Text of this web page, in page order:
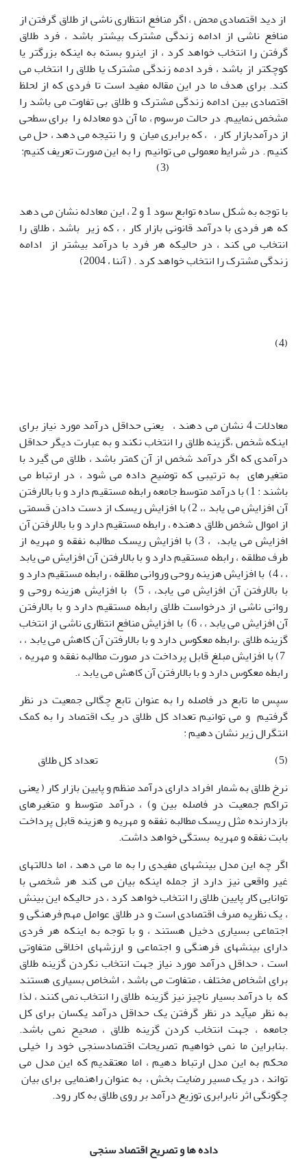
از دید اقتصادی محض ، اگر منافع انتظاری ناشی از طلاق گرفتن از
منافع ناشی از ادامه زندگی مشترک بیشتر باشد ، فرد طلاق
گرفتن را انتخاب خواهد کرد ، از اینرو بسته به اینکه بزرگتر یا
کوچکتر از باشد ، فرد ادمه زندگی مشترک یا طلاق را انتخاب می
کند. برای هدف ما در این مقاله مفید است تا فردی که از لحلظ
اقتصادی بین ادامه زندگی مشترک و طلاق بی تفاوت می باشد را
مشخص نماییم. در حالت مرسوم ، ما آن دو معادله را برای سطحی
از درآمدبازار کار ، ، که برابری میان و را نتیجه می دهد ، حل می
کنیم . در شرایط معمولی می توانیم را به این صورت تعریف کنیم:
(3)
با توجه به شکل ساده توابع سود 1 و 2 ، این معادله نشان می دهد
که هر فردی با درآمد قانونی بازار کار ، ، که زیر باشد ، طلاق را
انتخاب می کند ، در حالیکه هر فرد با درآمد بیشتر از ادامه
زندگی مشترک را انتخاب خواهد کرد . ( آننا ، 2004)
(4)
معادلات 4 نشان می دهند ، یعنی حداقل درآمد مورد نیاز برای
اینکه شخص ،گزینه طلاق را انتخاب نکند و به عبارت دیگر حداقل
درآمدی که اگر درآمد شخص از آن کمتر باشد ، طلاق می گیرد با
متغیرهای به ترتیبی که توضیح داده می شود ، در ارتباط می
باشند : 1) با درآمد متوسط جامعه رابطه مستقیم دارد و با بالارفتن
آن افزایش می یابد ،، 2) با افزایش ریسک از دست دادن قسمتی
از اموال شخص طلاق دهنده ، رابطه مستقیم دارد و با بالارفتن آن
افزایش می یابد، ، 3) با افزایش ریسک مطالبه نفقه و مهریه از
طرف مطلقه ، رابطه مستقیم دارد و با بالارفتن آن افزایش می یابد
، ، 4) با افزایش هزینه روحی وروانی مطلقه ، رابطه مستقیم دارد و
با بالارفتن آن افزایش می یابد، ، 5) با افزایش هزینه روحی و
روانی ناشی از درخواست طلاق رابطه مستقیم دارد و با بالارفتن
آن افزایش می یابد ، ، 6) با افزایش منافع انتظاری ناشی از انتخاب
گزینه طلاق ،رابطه معکوس دارد و با بالارفتن آن کاهش می یابد ، ،
7) با افزایش مبلغ قابل پرداخت در صورت مطالبه نفقه و مهریه ،
رابطه معکوس دارد و با بالارفتن آن کاهش می یابد ،.
سپس ما تابع در فاصله را به عنوان تابع چگالی جمعیت در نظر
گرفتیم و می توانیم تعداد کل طلاق در یک اقتصاد را به کمک
انتگرال زیر نشان دهیم :
(5) تعداد کل طلاق
نرخ طلاق به شمار افراد دارای درآمد منظم و پایین بازار کار ( یعنی
تراکم جمعیت در فاصله بین و) ، درآمد متوسط و متغیرهای
بازدارنده مثل ریسک مطالبه نفقه و مهریه و هزینه قابل پرداخت
بابت نفقه و مهریه بستگی خواهد داشت.
اگر چه این مدل بینشهای مفیدی را به ما می دهد ، اما دلالتهای
غیر واقعی نیز دارد از جمله اینکه بیان می کند هر شخصی با
توانایی کار پایین طلاق را انتخاب خواهد کرد ، در حالیکه این بینش
، یک نظریه صرف اقتصادی است و در طلاق عوامل مهم فرهنگی و
اجتماعی بسیاری دخیل هستند ، و با توجه به اینکه هر فردی
دارای بینشهای فرهنگی و اجتماعی و ارزشهای اخلاقی متفاوتی
است ، حداقل درآمد مورد نیاز جهت انتخاب نکردن گزینه طلاق
برای اشخاص مختلف ، متفاوت می باشد ، اشخاص بسیاری هستند
که با درآمد بسیار ناچیز نیز گزینه طلاق را انتخاب نمی کنند ، لذا
به نظر میآید در نظر گرفتن یک حداقل درآمد یکسان برای کل
جامعه ، جهت انتخاب کردن گزینه طلاق ، صحیح نمی باشد.
.بنابراین ما نمی خواهیم تصریحات اقتصادسنجی خود را خیلی
محکم به این مدل ارتباط دهیم ، اما معتقدیم که این مدل می
تواند ، در یک مسیر رضایت بخش ، به عنوان راهنمایی برای بیان
چگونگی اثر نابرابری توزیع درآمد بر روی طلاق به کار رود.
داده ها و تصریح اقتصاد سنجی